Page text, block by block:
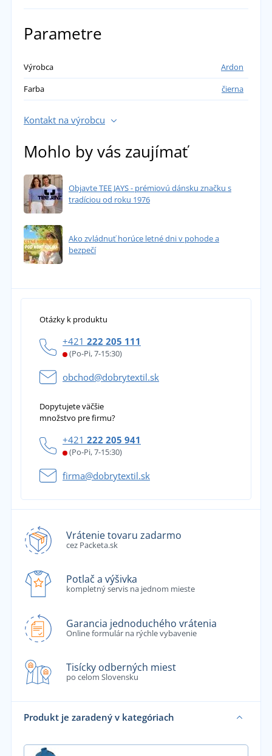
Parametre
Výrobca
Ardon
Farba
čierna
Kontakt na výrobcu
Mohlo by vás zaujímať
Objavte TEE JAYS - prémiovú dánsku značku s
tradíciou od roku 1976
Ako zvládnuť horúce letné dni v pohode a
bezpečí
Otázky k produktu
+421 222 205 111
(Po-Pi, 7-15:30)
obchod@dobrytextil.sk
Dopytujete väčšie
množstvo pre firmu?
+421 222 205 941
(Po-Pi, 7-15:30)
firma@dobrytextil.sk
Vrátenie tovaru zadarmo
cez Packeta.sk
Potlač a výšivka
kompletný servis na jednom mieste
Garancia jednoduchého vrátenia
Online formulár na rýchle vybavenie
Tisícky odberných miest
po celom Slovensku
Produkt je zaradený v kategóriach